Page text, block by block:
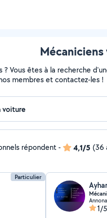
Vous êtes à la recherche
membres et contactez-les !
répondent- 4,1/5 (36
Particulier
1/5